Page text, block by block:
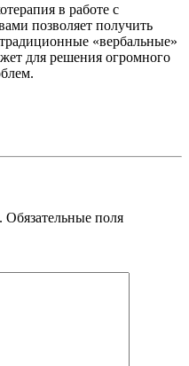
в работе с
позволяет получить
«вербальные»
для решения огромного
Обязательные поля